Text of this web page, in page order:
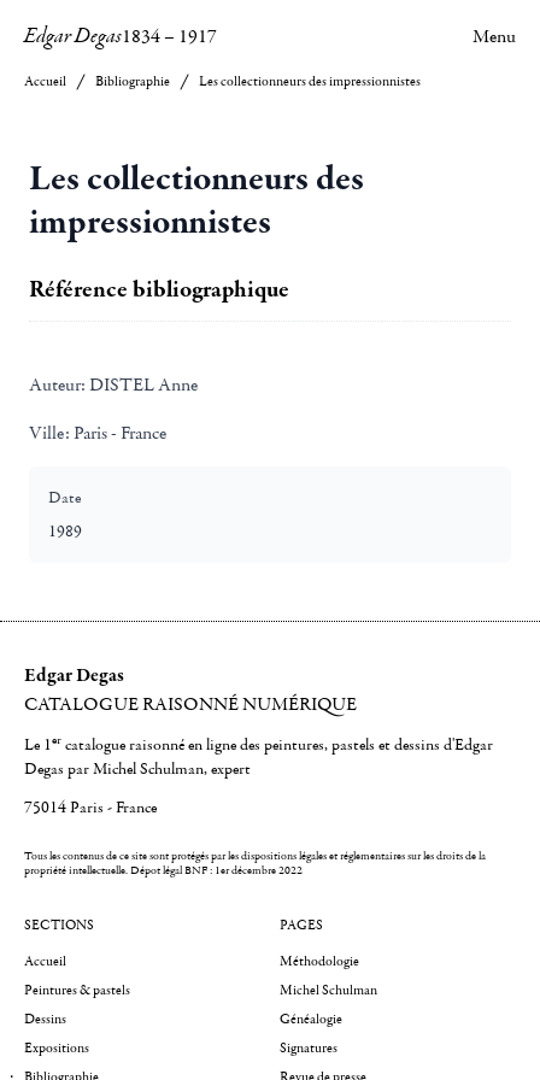
Edgar Degas1834– 1917 Menu
Accueil Bibliographie Les collectionneurs des impressionnistes
Les collectionneurs des
impressionnistes
Référence bibliographique
Auteur: DISTEL Anne
Ville: Paris - France
Date
1989
Edgar Degas
CATALOGUE RAISONNÉ NUMÉRIQUE
Le 1er catalogue raisonné en ligne des peintures, pastels et dessins d'Edgar
Degas par Michel Schulman, expert
75014 Paris - France
Tous les contenus de ce site sont protégés par les dispositions légales et réglementaires sur les droits de la
propriété intellectuelle.Dépot légal BNF : 1er décembre 2022
SECTIONS
Accueil
Peintures & pastels
Dessins
Expositions
PAGES
Méthodologie
Michel Schulman
Généalogie
Signatures